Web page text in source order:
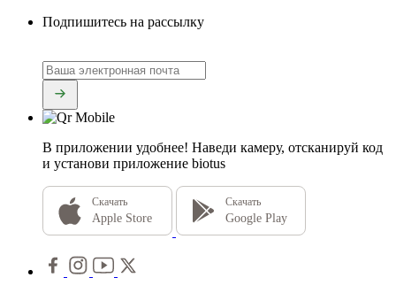
Подпишитесь на рассылку
В приложении удобнее! Наведи камеру, отсканируй код
и установи приложение biotus
Скачать
Apple Store
Скачать
Google Play